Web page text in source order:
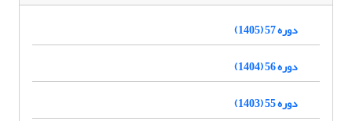
دوره 57 (1405)
دوره 56 (1404)
دوره 55 (1403)